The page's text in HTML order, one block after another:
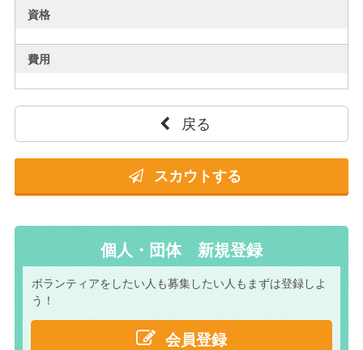
資格
費用
戻る
スカウトする
個人・団体 新規登録
ボランティアをしたい人も募集したい人もまずは登録しよ
う！
会員登録